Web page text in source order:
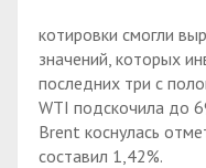
котировки смогли
значений, которых
последних три с
WTI подскочила до
Brent коснулась
составил 1,42%.